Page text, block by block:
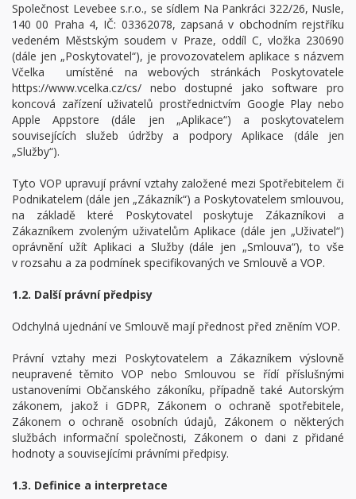
Společnost Levebee s.r.o., se sídlem Na Pankráci 322/26, Nusle,
140 00 Praha 4, IČ: 03362078, zapsaná v obchodním rejstříku
vedeném Městským soudem v Praze, oddíl C, vložka 230690
(dále jen „Poskytovatel“), je provozovatelem aplikace s názvem
Včelka umístěné na webových stránkách Poskytovatele
https://www.vcelka.cz/cs/ nebo dostupné jako software pro
koncová zařízení uživatelů prostřednictvím Google Play nebo
Apple Appstore (dále jen „Aplikace“) a poskytovatelem
souvisejících služeb údržby a podpory Aplikace (dále jen
„Služby“).
Tyto VOP upravují právní vztahy založené mezi Spotřebitelem či
Podnikatelem (dále jen „Zákazník“) a Poskytovatelem smlouvou,
na základě které Poskytovatel poskytuje Zákazníkovi a
Zákazníkem zvoleným uživatelům Aplikace (dále jen „Uživatel“)
oprávnění užít Aplikaci a Služby (dále jen „Smlouva“), to vše
v rozsahu a za podmínek specifikovaných ve Smlouvě a VOP.
1.2. Další právní předpisy
Odchylná ujednání ve Smlouvě mají přednost před zněním VOP.
Právní vztahy mezi Poskytovatelem a Zákazníkem výslovně
neupravené těmito VOP nebo Smlouvou se řídí příslušnými
ustanoveními Občanského zákoníku, případně také Autorským
zákonem, jakož i GDPR, Zákonem o ochraně spotřebitele,
Zákonem o ochraně osobních údajů, Zákonem o některých
službách informační společnosti, Zákonem o dani z přidané
hodnoty a souvisejícími právními předpisy.
1.3. Definice a interpretace